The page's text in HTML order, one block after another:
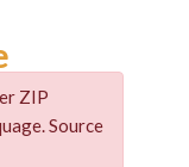
ZIP
Source